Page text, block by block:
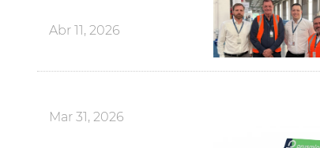
Abr 11, 2026
Mar 31, 2026